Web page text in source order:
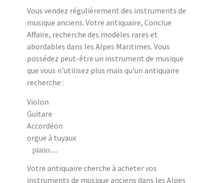
Vous vendez régulièrement des instruments de
musique anciens. Votre antiquaire, Conclue
Affaire, recherche des modèles rares et
abordables dans les Alpes Maritimes. Vous
possédez peut-être un instrument de musique
que vous n'utilisez plus mais qu'un antiquaire
recherche :
Violon
Guitare
Accordéon
orgue à tuyaux
piano....
Votre antiquaire cherche à acheter vos
instruments de musique anciens dans les Alpes